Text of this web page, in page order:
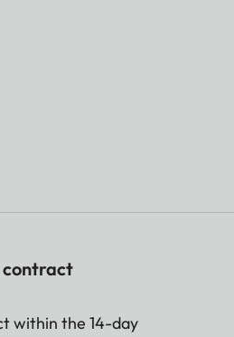
within the 14-day